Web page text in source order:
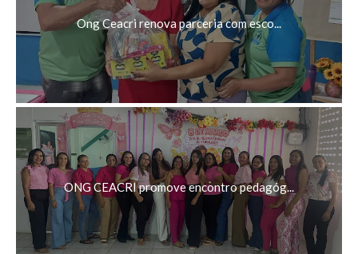
Ong Ceacri renova parceria com esco...
ONG CEACRI promove encontro pedagóg...